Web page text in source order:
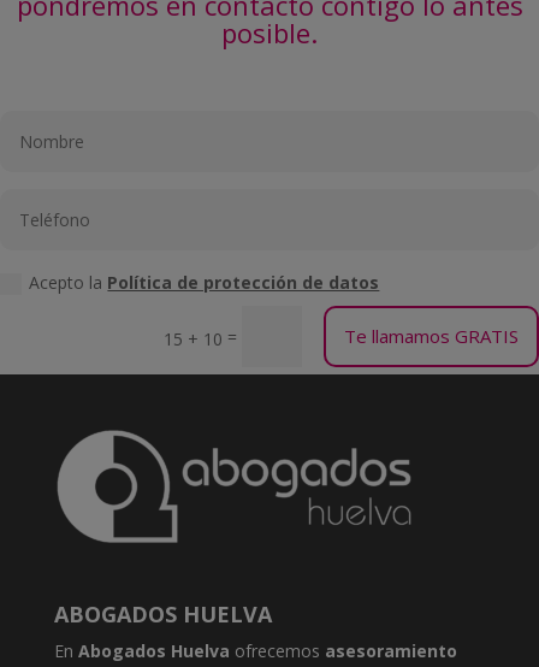
posible.
Acepto la Política de protección de datos
15 + 10 = Te llamamos GRATIS
ABOGADOS HUELVA
En Abogados Huelva ofrecemos asesoramiento